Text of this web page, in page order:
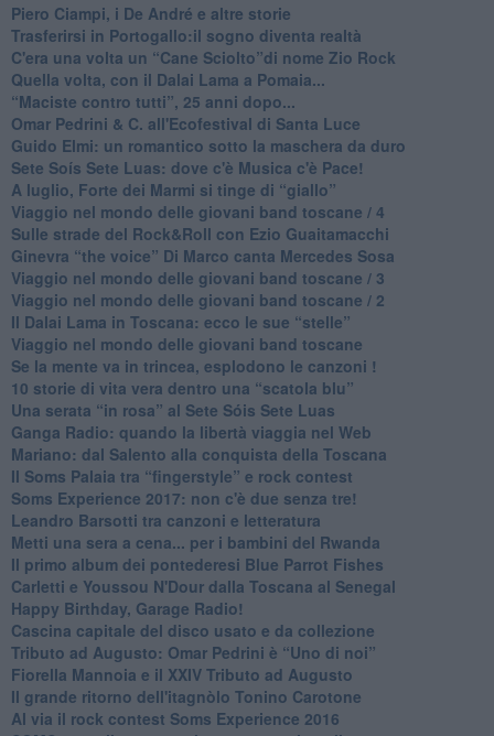
​Piero Ciampi, i De André e altre storie
​Trasferirsi in Portogallo:il sogno diventa realtà
​C'era una volta un “Cane Sciolto”di nome Zio Rock
Quella volta, con il Dalai Lama a Pomaia...
​“Maciste contro tutti”, 25 anni dopo...
​Omar Pedrini & C. all'Ecofestival di Santa Luce
Guido Elmi: un romantico sotto la maschera da duro
Sete Soís Sete Luas: dove c'è Musica c'è Pace!
​A luglio, Forte dei Marmi si tinge di “giallo”
Viaggio nel mondo delle giovani band toscane / 4
Sulle strade del Rock&Roll con Ezio Guaitamacchi
​Ginevra “the voice” Di Marco canta Mercedes Sosa
Viaggio nel mondo delle giovani band toscane / 3
​Viaggio nel mondo delle giovani band toscane / 2
Il Dalai Lama in Toscana: ecco le sue “stelle”
Viaggio nel mondo delle giovani band toscane
Se la mente va in trincea, esplodono le canzoni !
​10 storie di vita vera dentro una “scatola blu”
​Una serata “in rosa” al Sete Sóis Sete Luas
Ganga Radio: quando la libertà viaggia nel Web
Mariano: dal Salento alla conquista della Toscana
​Il Soms Palaia tra “fingerstyle” e rock contest
Soms Experience 2017: non c'è due senza tre!
​Leandro Barsotti tra canzoni e letteratura
​Metti una sera a cena... per i bambini del Rwanda
​Il primo album dei pontederesi Blue Parrot Fishes
Carletti e Youssou N'Dour dalla Toscana al Senegal
Happy Birthday, Garage Radio!
​Cascina capitale del disco usato e da collezione
Tributo ad Augusto: Omar Pedrini è “Uno di noi”
​Fiorella Mannoia e il XXIV Tributo ad Augusto
Il grande ritorno dell'itagnòlo Tonino Carotone
​Al via il rock contest Soms Experience 2016